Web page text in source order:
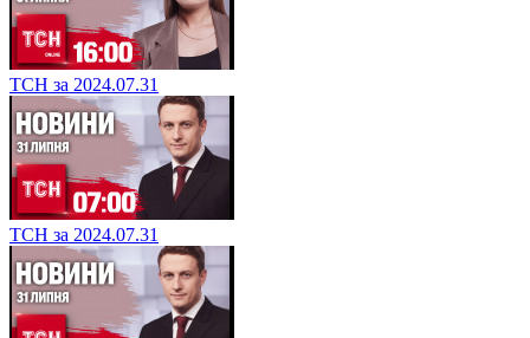
ТСН за 2024.07.31
ТСН за 2024.07.31